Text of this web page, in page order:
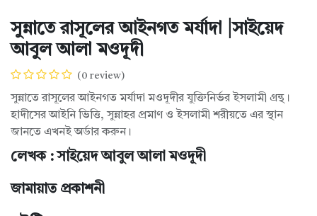
সুন্নাতে রাসূলের আইনগত মর্যাদা |সাইয়েদ
আবুল আলা মওদূদী
(0 review)
সুন্নাতে রাসূলের আইনগত মর্যাদা মওদূদীর যুক্তিনির্ভর ইসলামী গ্রন্থ।
হাদীসের আইনি ভিত্তি, সুন্নাহর প্রমাণ ও ইসলামী শরীয়তে এর স্থান
জানতে এখনই অর্ডার করুন।
লেখক : সাইয়েদ আবুল আলা মওদূদী
জামায়াত প্রকাশনী